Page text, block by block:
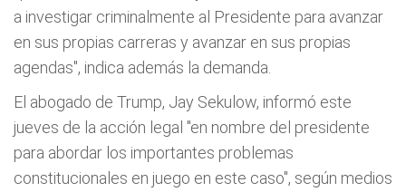
a investigar criminalmente al Presidente para avanzar
en sus propias carreras y avanzar en sus propias
agendas", indica además la demanda.
El abogado de Trump, Jay Sekulow, informó este
jueves de la acción legal "en nombre del presidente
para abordar los importantes problemas
constitucionales en juego en este caso", según medios